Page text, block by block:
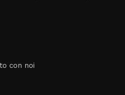
con noi